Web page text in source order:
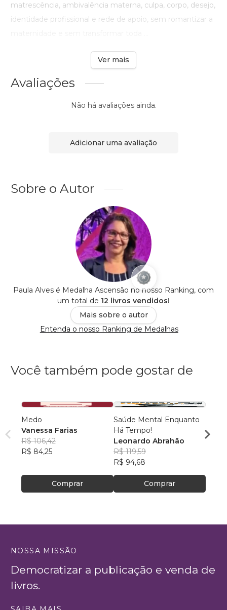
matrescência, ambivalência materna, culpa, corpo, desejo,
identidade profissional e rede de apoio, sem romantizar a
Ver mais
Avaliações
Não há avaliações ainda.
Adicionar uma avaliação
Sobre o Autor
Paula Alves é Medalha Ascensão no nosso Ranking, com
um total de 12 livros vendidos!
Mais sobre o autor
Entenda o nosso Ranking de Medalhas
Você também pode gostar de
Medo
Vanessa Farias
R$ 106,42
R$ 84,25
Comprar
Saúde Mental Enquanto
Há Tempo!
Leonardo Abrahão
R$ 119,59
R$ 94,68
Comprar
paz!
NOSSA MISSÃO
Democratizar a publicação e venda de
livros.